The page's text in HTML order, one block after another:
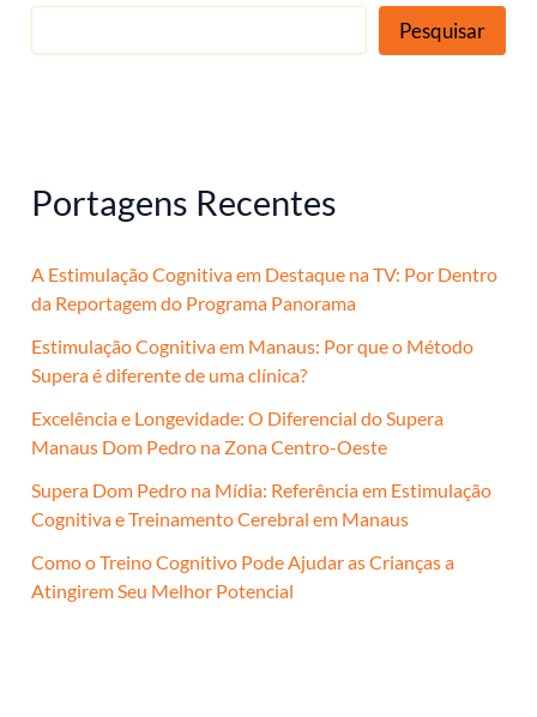
Pesquisar
Portagens Recentes
A Estimulação Cognitiva em Destaque na TV: Por Dentro
da Reportagem do Programa Panorama
Estimulação Cognitiva em Manaus: Por que o Método
Supera é diferente de uma clínica?
Excelência e Longevidade: O Diferencial do Supera
Manaus Dom Pedro na Zona Centro-Oeste
Supera Dom Pedro na Mídia: Referência em Estimulação
Cognitiva e Treinamento Cerebral em Manaus
Como o Treino Cognitivo Pode Ajudar as Crianças a
Atingirem Seu Melhor Potencial